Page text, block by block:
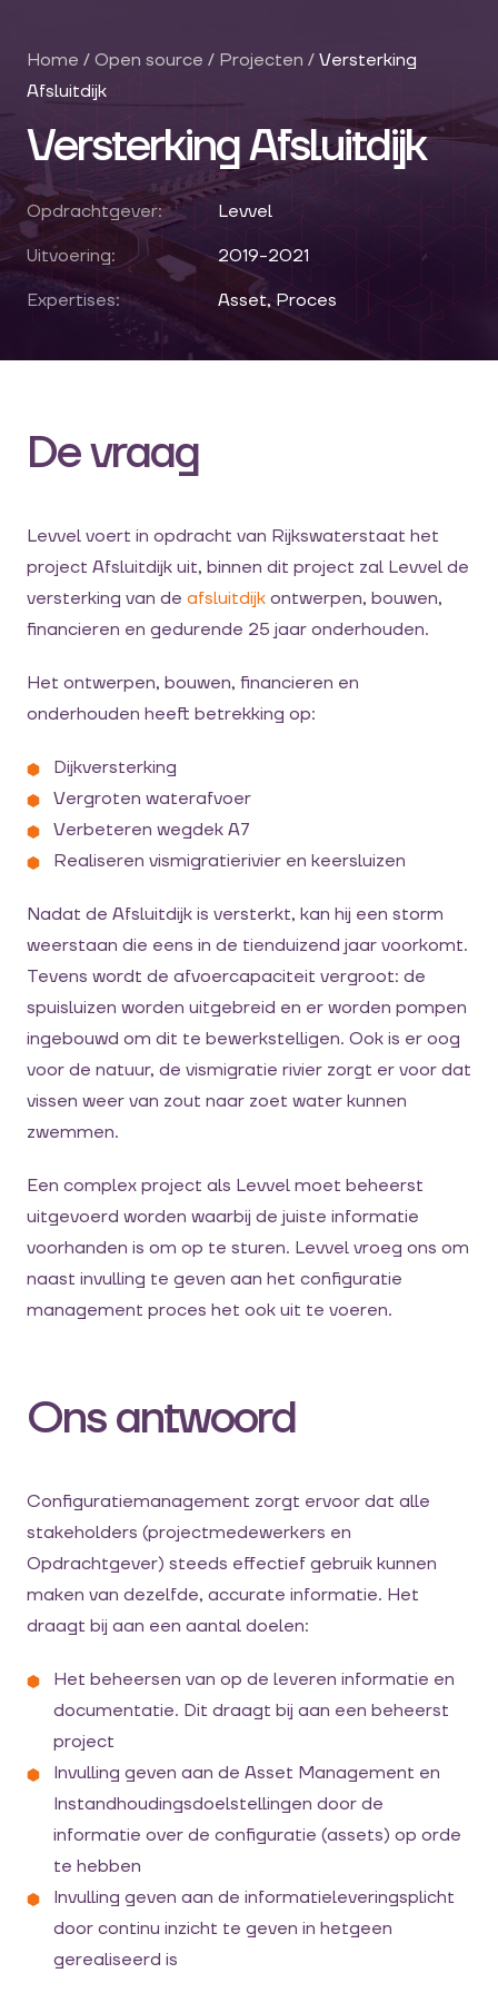
Home / Open source / Projecten / Versterking
Afsluitdijk
Versterking Afsluitdijk
Opdrachtgever:
Levvel
Uitvoering:
2019-2021
Expertises:
Asset, Proces
De vraag
Levvel voert in opdracht van Rijkswaterstaat het
project Afsluitdijk uit, binnen dit project zal Levvel de
versterking van de afsluitdijk ontwerpen, bouwen,
financieren en gedurende 25 jaar onderhouden.
Het ontwerpen, bouwen, financieren en
onderhouden heeft betrekking op:
Dijkversterking
Vergroten waterafvoer
Verbeteren wegdek A7
Realiseren vismigratierivier en keersluizen
Nadat de Afsluitdijk is versterkt, kan hij een storm
weerstaan die eens in de tienduizend jaar voorkomt.
Tevens wordt de afvoercapaciteit vergroot: de
spuisluizen worden uitgebreid en er worden pompen
ingebouwd om dit te bewerkstelligen. Ook is er oog
voor de natuur, de vismigratie rivier zorgt er voor dat
vissen weer van zout naar zoet water kunnen
zwemmen.
Een complex project als Levvel moet beheerst
uitgevoerd worden waarbij de juiste informatie
voorhanden is om op te sturen. Levvel vroeg ons om
naast invulling te geven aan het configuratie
management proces het ook uit te voeren.
Ons antwoord
Configuratiemanagement zorgt ervoor dat alle
stakeholders (projectmedewerkers en
Opdrachtgever) steeds effectief gebruik kunnen
maken van dezelfde, accurate informatie. Het
draagt bij aan een aantal doelen:
Het beheersen van op de leveren informatie en
documentatie. Dit draagt bij aan een beheerst
project
Invulling geven aan de Asset Management en
Instandhoudingsdoelstellingen door de
informatie over de configuratie (assets) op orde
te hebben
Invulling geven aan de informatieleveringsplicht
door continu inzicht te geven in hetgeen
gerealiseerd is